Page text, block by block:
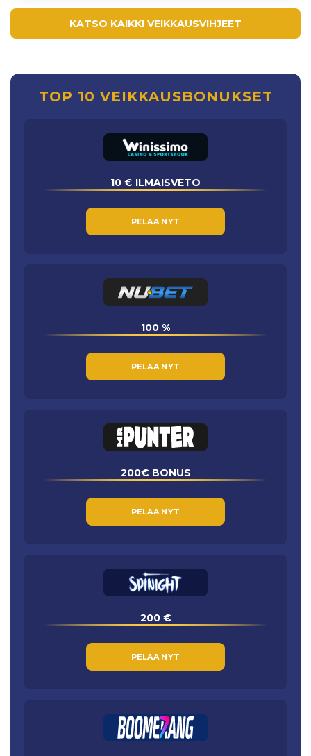
KATSO KAIKKI VEIKKAUSVIHJEET
TOP 10 VEIKKAUSBONUKSET
10 € ILMAISVETO
PELAA NYT
100 %
PELAA NYT
200€ BONUS
PELAA NYT
200 €
PELAA NYT